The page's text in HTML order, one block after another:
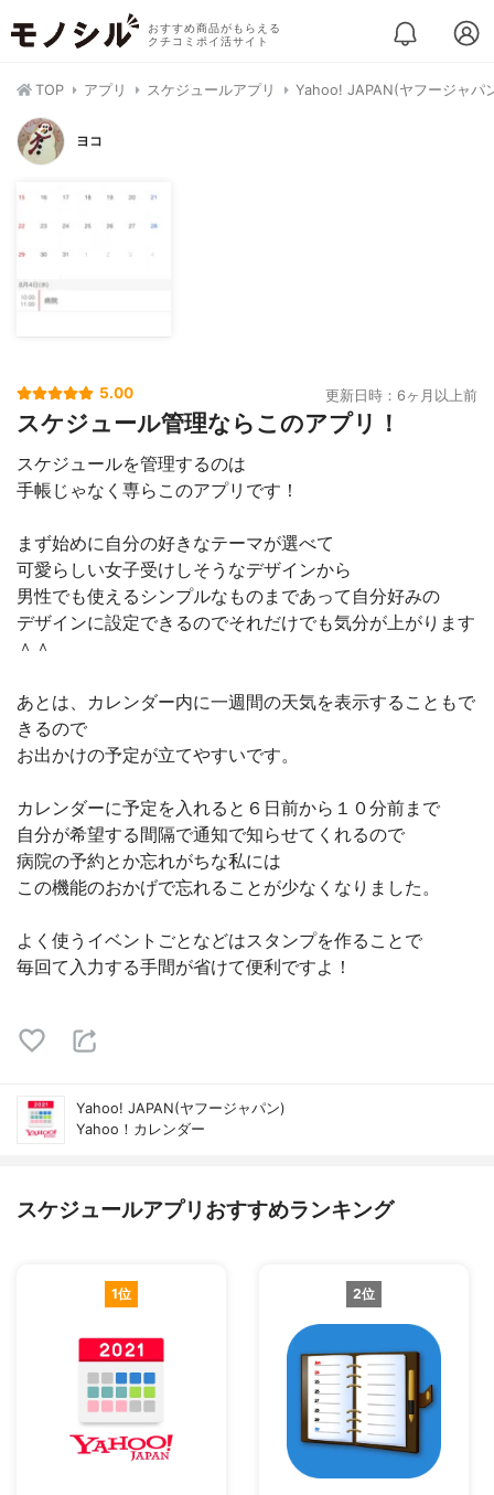
おすすめ商品がもらえる
クチコミポイ活サイト
TOP アプリ スケジュールアプリ Yahoo! JAPAN(ヤフージャパ
ヨコ
5.00 更新日時：6ヶ月以上前
スケジュール管理ならこのアプリ！
スケジュールを管理するのは
手帳じゃなく専らこのアプリです！
まず始めに自分の好きなテーマが選べて
可愛らしい女子受けしそうなデザインから
男性でも使えるシンプルなものまであって自分好みの
デザインに設定できるのでそれだけでも気分が上がります
＾＾
あとは、カレンダー内に一週間の天気を表示することもで
きるので
お出かけの予定が立てやすいです。
カレンダーに予定を入れると６日前から１０分前まで
自分が希望する間隔で通知で知らせてくれるので
病院の予約とか忘れがちな私には
この機能のおかげで忘れることが少なくなりました。
よく使うイベントごとなどはスタンプを作ることで
毎回て入力する手間が省けて便利ですよ！
Yahoo! JAPAN(ヤフージャパン)
Yahoo！カレンダー
スケジュールアプリおすすめランキング
1位 2位